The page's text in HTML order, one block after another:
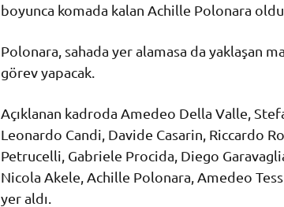
boyunca komada kalan Achille Polonara oldu.
Polonara, sahada yer alamasa da yaklaşan
görev yapacak.
Açıklanan kadroda Amedeo Della Valle,
Leonardo Candi, Davide Casarin, Riccardo
Petrucelli, Gabriele Procida, Diego
Nicola Akele, Achille Polonara, Amedeo
yer aldı.